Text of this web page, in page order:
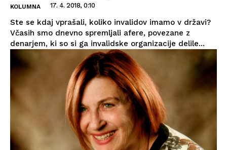
KOLUMNA 17. 4. 2018, 0:10
Ste se kdaj vprašali, koliko invalidov imamo v državi?
Včasih smo dnevno spremljali afere, povezane z
denarjem, ki so si ga invalidske organizacije delile...